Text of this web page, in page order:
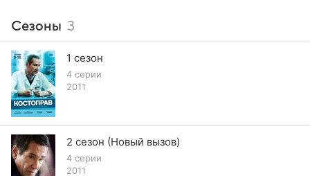
Сезоны 3
1 сезон
4 серии
2011
2 сезон (Новый вызов)
4 серии
2011